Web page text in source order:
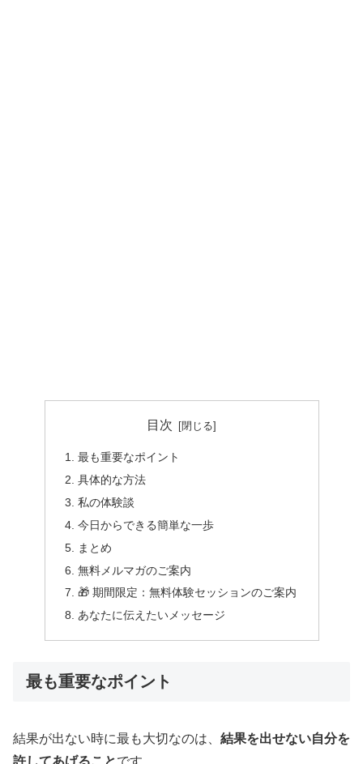
目次
最も重要なポイント
具体的な方法
私の体験談
今日からできる簡単な一歩
まとめ
無料メルマガのご案内
🎁 期間限定：無料体験セッションのご案内
あなたに伝えたいメッセージ
最も重要なポイント
結果が出ない時に最も大切なのは、 結果を出せない自分を
許してあげることです。